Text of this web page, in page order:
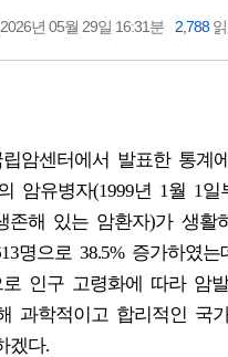
년 05월 29일 16:31분 2,788
암센터에서 발표한 통
암유병자(1999년 1월 1
존해 있는 암환자)가 생
명으로 38.5% 증가하였
인구 고령화에 따라 암
과학적이고 합리적인
겠다.